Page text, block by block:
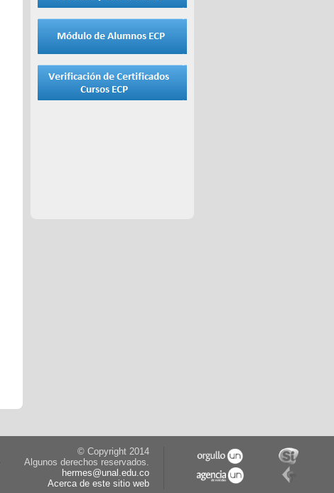
© Copyright 2014
Algunos derechos reservados.
hermes@unal.edu.co
Acerca de este sitio web